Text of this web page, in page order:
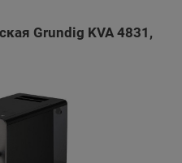
Grundig KVA 4831,